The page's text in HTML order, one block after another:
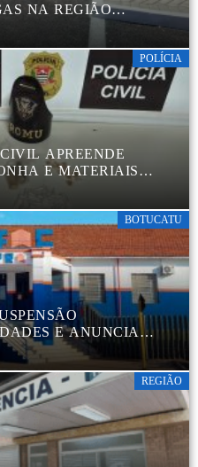
NA REGIÃO
POLÍCIA
APREENDE
E MATERIAIS
EM BOTUCATU
BOTUCATU
E ANUNCIA
REGIÃO